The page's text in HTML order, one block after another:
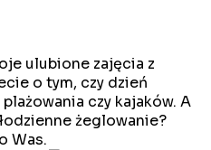
ulubione zajęcia z
o tym, czy dzień
czy kajaków. A
żeglowanie?
Was.